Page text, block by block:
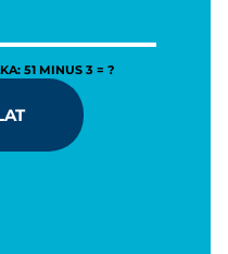
51 MINUS 3 = ?